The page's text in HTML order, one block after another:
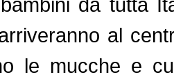
al
le mucche e